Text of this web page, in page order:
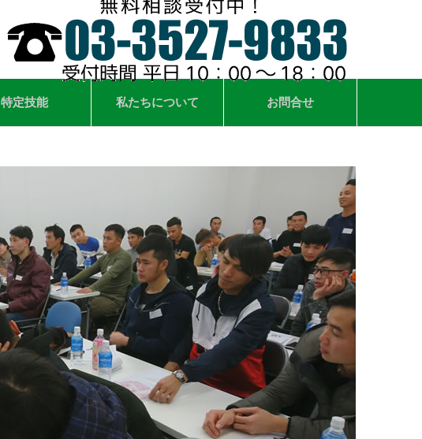
特定技能 私たちについて お問合せ